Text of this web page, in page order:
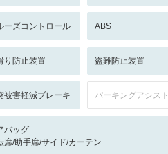
ーズコントロール ABS
り防止装置 盗難防止装置
被害軽減ブレーキ パーキングアシスト
バッグ
席/助手席/サイド/カーテン